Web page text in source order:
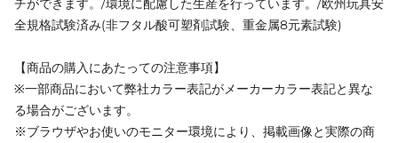
チができます。/環境に配慮した生産を行っています。/欧州玩具安
全規格試験済み(非フタル酸可塑剤試験、重金属8元素試験)
【商品の購入にあたっての注意事項】
※一部商品において弊社カラー表記がメーカーカラー表記と異な
る場合がございます。
※ブラウザやお使いのモニター環境により、掲載画像と実際の商